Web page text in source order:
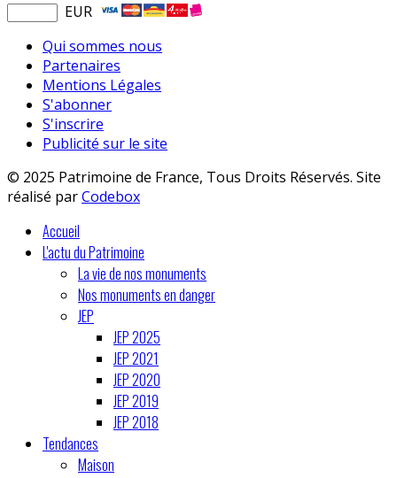
EUR
Qui sommes nous
Partenaires
Mentions Légales
S'abonner
S'inscrire
Publicité sur le site
© 2025 Patrimoine de France, Tous Droits Réservés. Site
réalisé parCodebox
Accueil
L'actu du Patrimoine
La vie de nos monuments
Nos monuments en danger
JEP
JEP 2025
JEP 2021
JEP 2020
JEP 2019
JEP 2018
Tendances
Maison